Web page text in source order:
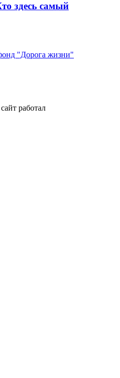
здесь самый
"Дорога жизни"
работал